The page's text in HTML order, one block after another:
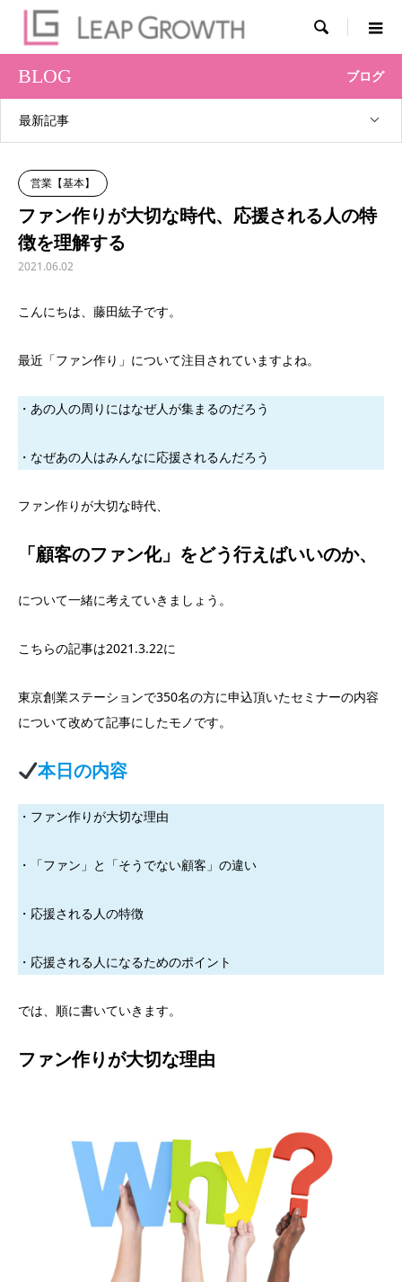

BLOG ブログ
最新記事
営業【基本】
ファン作りが大切な時代、応援される人の特
徴を理解する
2021.06.02
こんにちは、藤田紘子です。
最近「ファン作り」について注目されていますよね。
・あの人の周りにはなぜ人が集まるのだろう
・なぜあの人はみんなに応援されるんだろう
ファン作りが大切な時代、
「顧客のファン化」をどう行えばいいのか、
について一緒に考えていきましょう。
こちらの記事は2021.3.22に
東京創業ステーションで350名の方に申込頂いたセミナーの内容
について改めて記事にしたモノです。
本日の内容
・ファン作りが大切な理由
・「ファン」と「そうでない顧客」の違い
・応援される人の特徴
・応援される人になるためのポイント
では、順に書いていきます。
ファン作りが大切な理由